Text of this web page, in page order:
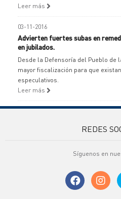
Leer más
03-11-2016
Advierten fuertes subas en
en jubilados.
Desde la Defensoría del Pueblo de
mayor fiscalización para que
especulativos.
Leer más
REDES
Síguenos en